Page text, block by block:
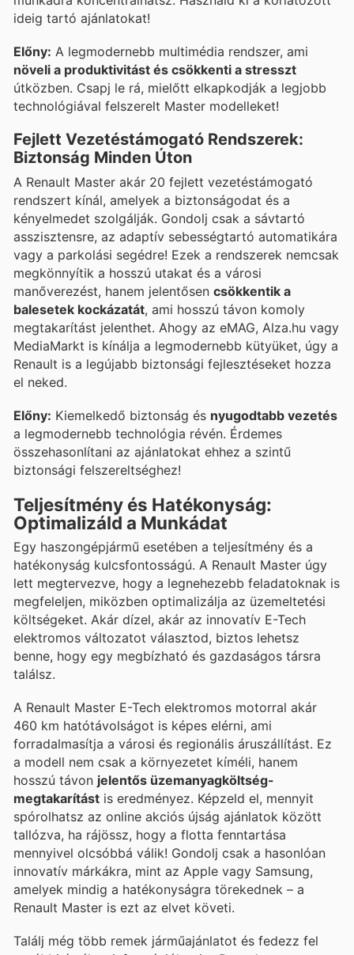
ideig tartó ajánlatokat!
Előny: A legmodernebb multimédia rendszer, ami
növeli a produktivitást és csökkenti a stresszt
útközben. Csapj le rá, mielőtt elkapkodják a legjobb
technológiával felszerelt Master modelleket!
Fejlett Vezetéstámogató Rendszerek:
Biztonság Minden Úton
A Renault Master akár 20 fejlett vezetéstámogató
rendszert kínál, amelyek a biztonságodat és a
kényelmedet szolgálják. Gondolj csak a sávtartó
asszisztensre, az adaptív sebességtartó automatikára
vagy a parkolási segédre! Ezek a rendszerek nemcsak
megkönnyítik a hosszú utakat és a városi
manőverezést, hanem jelentősen csökkentik a
balesetek kockázatát, ami hosszú távon komoly
megtakarítást jelenthet. Ahogy az eMAG, Alza.hu vagy
MediaMarkt is kínálja a legmodernebb kütyüket, úgy a
Renault is a legújabb biztonsági fejlesztéseket hozza
el neked.
Előny: Kiemelkedő biztonság és nyugodtabb vezetés
a legmodernebb technológia révén. Érdemes
összehasonlítani az ajánlatokat ehhez a szintű
biztonsági felszereltséghez!
Teljesítmény és Hatékonyság:
Optimalizáld a Munkádat
Egy haszongépjármű esetében a teljesítmény és a
hatékonyság kulcsfontosságú. A Renault Master úgy
lett megtervezve, hogy a legnehezebb feladatoknak is
megfeleljen, miközben optimalizálja az üzemeltetési
költségeket. Akár dízel, akár az innovatív E-Tech
elektromos változatot választod, biztos lehetsz
benne, hogy egy megbízható és gazdaságos társra
találsz.
A Renault Master E-Tech elektromos motorral akár
460 km hatótávolságot is képes elérni, ami
forradalmasítja a városi és regionális áruszállítást. Ez
a modell nem csak a környezetet kíméli, hanem
hosszú távon jelentős üzemanyagköltség-
megtakarítást is eredményez. Képzeld el, mennyit
spórolhatsz az online akciós újság ajánlatok között
tallózva, ha rájössz, hogy a flotta fenntartása
mennyivel olcsóbbá válik! Gondolj csak a hasonlóan
innovatív márkákra, mint az Apple vagy Samsung,
amelyek mindig a hatékonyságra törekednek – a
Renault Master is ezt az elvet követi.
Találj még több remek járműajánlatot és fedezz fel